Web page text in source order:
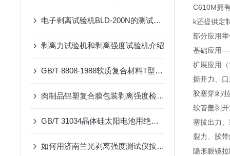
电子剥离试验机BLD-200N的测试应用与执行标准
剥离力试验机和剥离强度试验机介绍
GB/T 8808-1988软质复合材料T型剥离强度测试方法
肉制品铝塑复合膜包装剥离强度检测及解决方案
GB/T 31034晶体硅太阳电池用绝缘背板层间剥离强度测试仪：设备介绍
如何用济南兰光剥离强度测试仪按YBB00102003标准检测药包材剥离力
C610M拥
k还提供定
部分应用
基础应用
扩展应用
撕开力、
胶塞穿刺/
软管盖剥
塞拔出力
裂力、胶
隐形眼镜